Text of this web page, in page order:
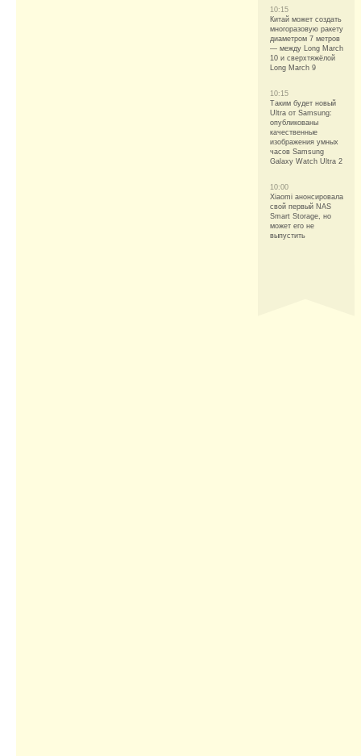
10:15
Китай может создать
многоразовую ракету
диаметром 7 метров
— между Long March
10 и сверхтяжёлой
Long March 9
10:15
Таким будет новый
Ultra от Samsung:
опубликованы
качественные
изображения умных
часов Samsung
Galaxy Watch Ultra 2
10:00
Xiaomi анонсировала
свой первый NAS
Smart Storage, но
может его не
выпустить